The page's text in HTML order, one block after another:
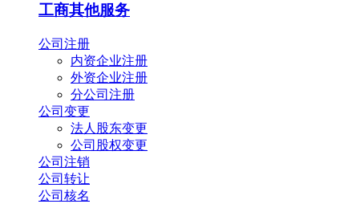
工商其他服务
公司注册
内资企业注册
外资企业注册
分公司注册
公司变更
法人股东变更
公司股权变更
公司注销
公司转让
公司核名